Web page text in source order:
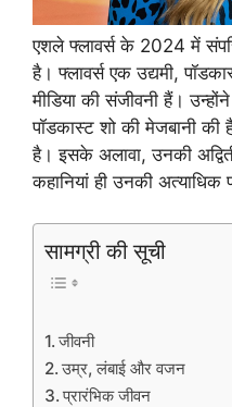
एशले फ्लावर्स के 2024 में
है। फ्लावर्स एक उद्यमी,
मीडिया की संजीवनी हैं।
पॉडकास्ट शो की मेजबानी
है। इसके अलावा, उनकी
कहानियां ही उनकी अत्याधिक
सामग्री की सूची
जीवनी
उम्र, लंबाई और वजन
प्रारंभिक जीवन